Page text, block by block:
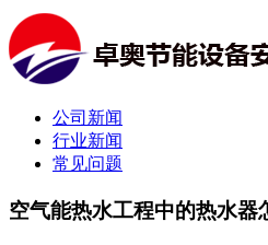
公司新闻
行业新闻
常见问题
空气能热水工程中的热水器